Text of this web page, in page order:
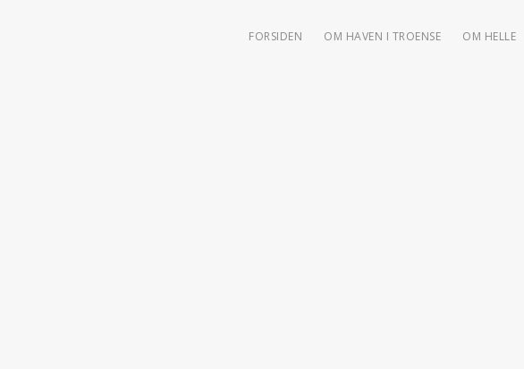
FORSIDEN OM HAVEN I TROENSE OM HELLE